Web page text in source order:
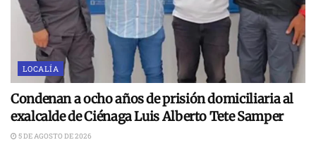
LOCALÍA
Condenan a ocho años de prisión domiciliaria al
exalcalde de Ciénaga Luis Alberto Tete Samper
5 DE AGOSTO DE 2026